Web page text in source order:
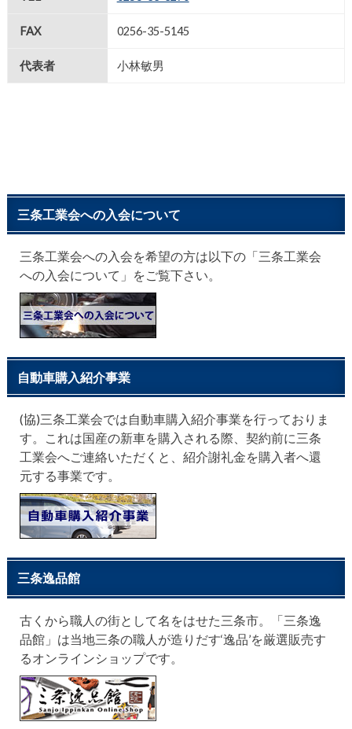
FAX 0256-35-5145
代表者 小林敏男
三条工業会への入会について
三条工業会への入会を希望の方は以下の「三条工業会
への入会について」をご覧下さい。
自動車購入紹介事業
(協)三条工業会では自動車購入紹介事業を行っておりま
す。これは国産の新車を購入される際、契約前に三条
工業会へご連絡いただくと、紹介謝礼金を購入者へ還
元する事業です。
三条逸品館
古くから職人の街として名をはせた三条市。「三条逸
品館」は当地三条の職人が造りだす‘逸品’を厳選販売す
るオンラインショップです。